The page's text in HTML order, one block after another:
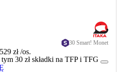
30 Smart! Monet
zł/os.
30 zł składki na TFP i TFG